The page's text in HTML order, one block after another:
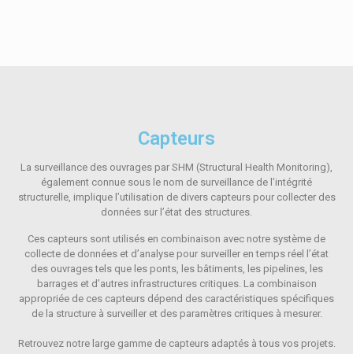
Capteurs
La surveillance des ouvrages par SHM (Structural Health Monitoring),
également connue sous le nom de surveillance de l’intégrité
structurelle, implique l’utilisation de divers capteurs pour collecter des
données sur l’état des structures.
Ces capteurs sont utilisés en combinaison avec notre système de
collecte de données et d’analyse pour surveiller en temps réel l’état
des ouvrages tels que les ponts, les bâtiments, les pipelines, les
barrages et d’autres infrastructures critiques. La combinaison
appropriée de ces capteurs dépend des caractéristiques spécifiques
de la structure à surveiller et des paramètres critiques à mesurer.
Retrouvez notre large gamme de capteurs adaptés à tous vos projets.